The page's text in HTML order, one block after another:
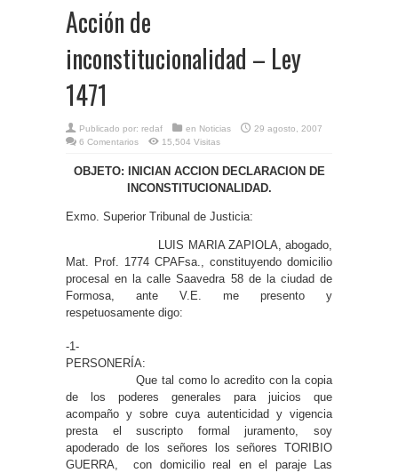
Acción de
inconstitucionalidad – Ley
1471
Publicado por: redaf en Noticias
29 agosto, 2007
6 Comentarios
15,504 Visitas
OBJETO: INICIAN ACCION DECLARACION DE
INCONSTITUCIONALIDAD.
Exmo. Superior Tribunal de Justicia:
LUIS MARIA ZAPIOLA, abogado,
Mat. Prof. 1774 CPAFsa., constituyendo domicilio
procesal en la calle Saavedra 58 de la ciudad de
Formosa, ante V.E. me presento y
respetuosamente digo:
-1-
PERSONERÍA:
Que tal como lo acredito con la copia
de los poderes generales para juicios que
acompaño y sobre cuya autenticidad y vigencia
presta el suscripto formal juramento, soy
apoderado de los señores los señores TORIBIO
GUERRA, con domicilio real en el paraje Las